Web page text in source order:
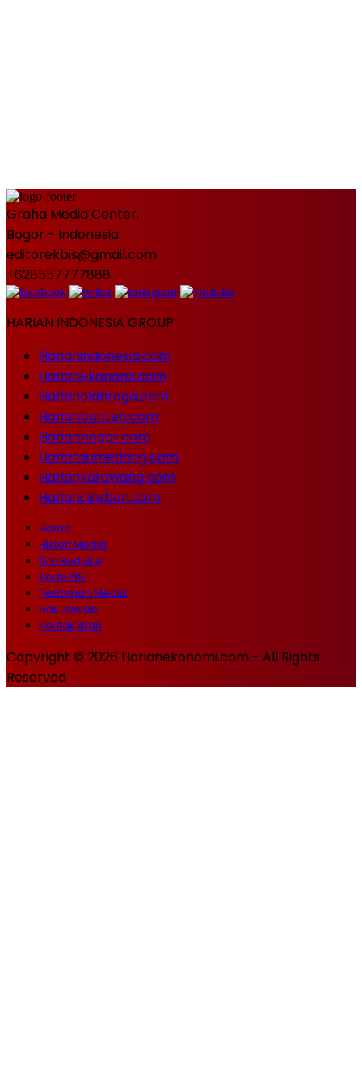
Graha Media Center,
Bogor - Indonesia
editorekbis@gmail.com
+628557777888
HARIAN INDONESIA GROUP
Harianindonesia.com
Harianekonomi.com
Harianolahraga.com
Harianbanten.com
Harianbogor.com
Hariansumedang.com
Hariankarawang.com
Hariancirebon.com
Home
Histori Media
Tim Redaksi
Kode Etik
Pedoman Media
Hak Jawab
Kontak Iklan
Copyright © 2026 Harianekonomi.com - All Rights
Reserved